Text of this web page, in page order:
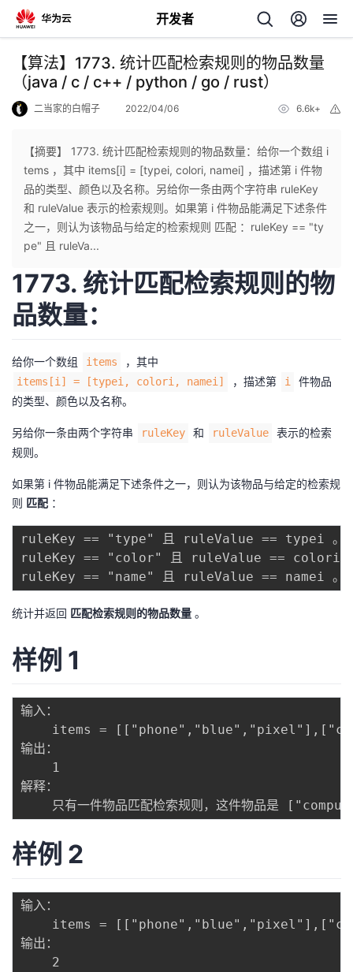
开发者
返
回
个
人
页
我
开
者
的
博
客
我
的
论
坛
我
的
圈
子
我
的
直
播
我
的
活
我
的
我
学
Programs
持
的
技
我
的
【算法】1773. 统计匹配检索规则的物品数量
（java / c / c++ / python / go / rust）
二当家的白帽子 2022/04/06 6.6k+
【摘要】 1773. 统计匹配检索规则的物品数量：给你一个数组 i
tems ，其中 items[i] = [typei, colori, namei] ，描述第 i 件物
品的类型、颜色以及名称。另给你一条由两个字符串 ruleKey
和 ruleValue 表示的检索规则。如果第 i 件物品能满足下述条件
之一，则认为该物品与给定的检索规则 匹配 ：ruleKey == "ty
pe" 且 ruleVa...
1773. 统计匹配检索规则的物
品数量：
给你一个数组 items ，其中
items[i] = [typei, colori, namei] ，描述第 i
件物品
的类型、颜色以及名称。
另给你一条由两个字符串 ruleKey 和 ruleValue
表示的检索
规则。
如果第 i 件物品能满足下述条件之一，则认为该物品与给定的检索规
则 匹配 ：
ruleKey == "type" 且 ruleValue == typei 。
ruleKey == "color" 且 ruleValue == colori
统计并返回 匹配检索规则的物品数量 。
样例 1
输入：
输出：
解释：
样例 2
输入：
输出：